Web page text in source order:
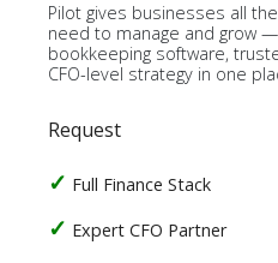
Pilot gives businesses all
need to manage and grow
bookkeeping software,
CFO-level strategy in one
Request
Full Finance Stack
Expert CFO Partner